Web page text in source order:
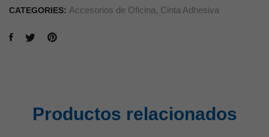
CATEGORIES: Accesorios de Oficina, Cinta Adhesiva
Productos relacionados